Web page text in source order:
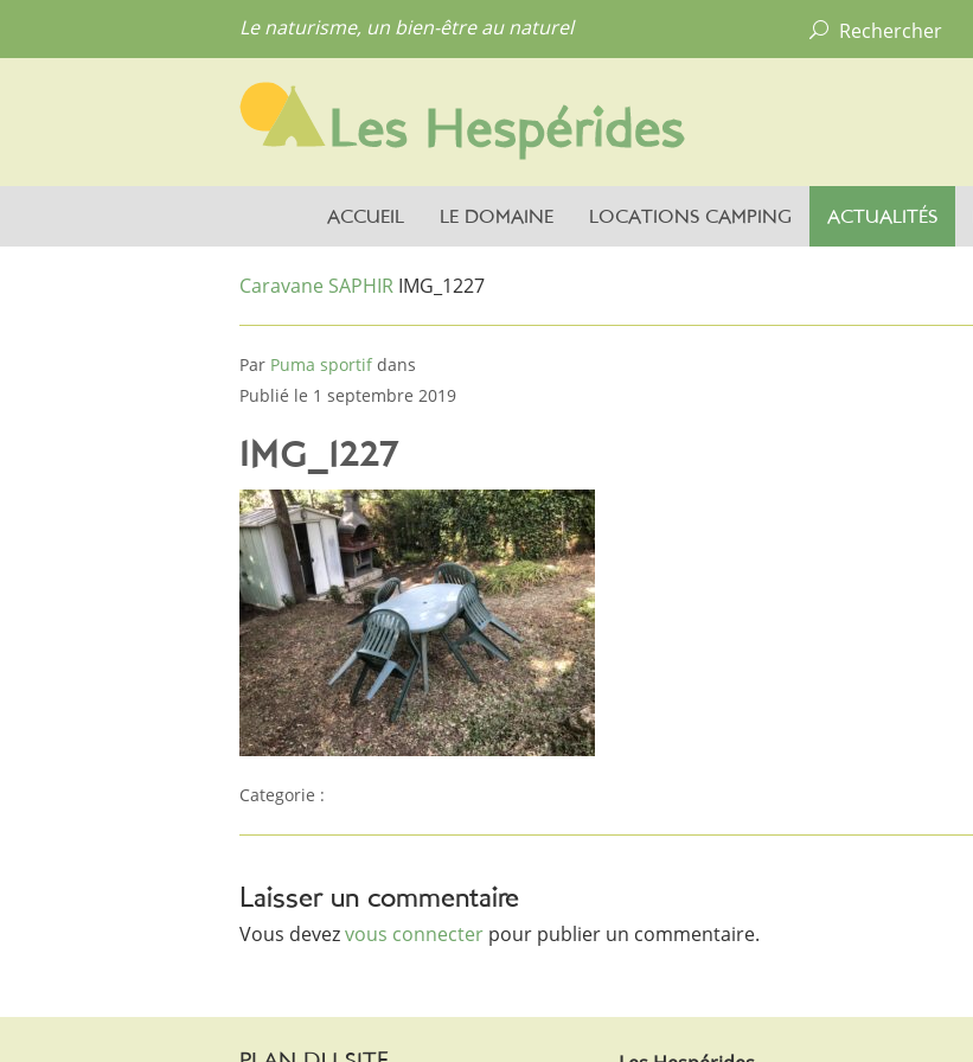
ACCUEIL LE DOMAINE LOCATIONS CAMPING ACTUALITÉS
Le naturisme, un bien-être au naturel Rechercher
Caravane SAPHIR IMG_1227
Par Puma sportif dans
Publié le 1 septembre 2019
IMG_1227
Categorie :
Laisser un commentaire
Vous devezvous connecter pour publier un commentaire.